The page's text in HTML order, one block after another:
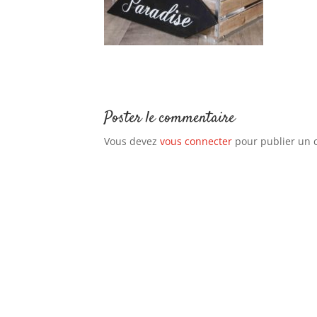
Poster le commentaire
Vous devez vous connecter pour publier un